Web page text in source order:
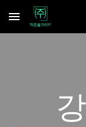
Skip to main